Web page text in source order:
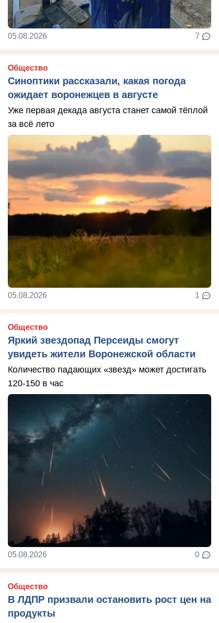
05.08.2026 7
Общество
Синоптики рассказали, какая погода
ожидает воронежцев в августе
Уже первая декада августа станет самой тёплой
за всё лето
05.08.2026 1
Общество
Яркий звездопад Персеиды смогут
увидеть жители Воронежской области
Количество падающих «звезд» может достигать
120-150 в час
05.08.2026 0
Общество
В ЛДПР призвали остановить рост цен на
продукты